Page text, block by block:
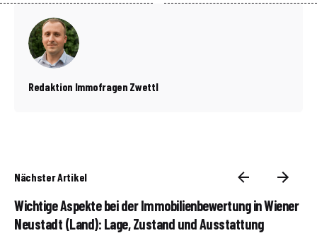
Redaktion Immofragen Zwettl
Nächster Artikel
Wichtige Aspekte bei der Immobilienbewertung in Wiener
Neustadt (Land): Lage, Zustand und Ausstattung